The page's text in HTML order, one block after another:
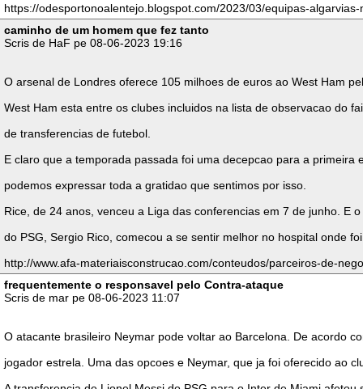
https://odesportonoalentejo.blogspot.com/2023/03/equipas-
caminho de um homem que fez tanto
Scris de HaF pe 08-06-2023 19:16
O arsenal de Londres oferece 105 milhoes de euros ao West Ham
West Ham esta entre os clubes incluidos na lista de observacao do
de transferencias de futebol.
E claro que a temporada passada foi uma decepcao para a
podemos expressar toda a gratidao que sentimos por isso.
Rice, de 24 anos, venceu a Liga das conferencias em 7 de junho. E
do PSG, Sergio Rico, comecou a se sentir melhor no hospital onde
http://www.afa-materiaisconstrucao.com/conteudos/parceiros-de-
frequentemente o responsavel pelo Contra-ataque
Scris de mar pe 08-06-2023 11:07
O atacante brasileiro Neymar pode voltar ao Barcelona. De acordo
jogador estrela. Uma das opcoes e Neymar, que ja foi oferecido ao